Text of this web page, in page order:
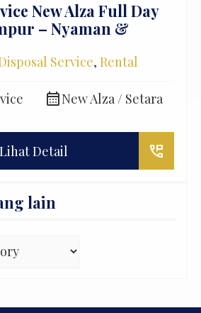
New Alza Full Day
– Nyaman &
Service, Rental
calendar_monthNew Alza / Setara
Lihat Detail perm_phone_msg
lain